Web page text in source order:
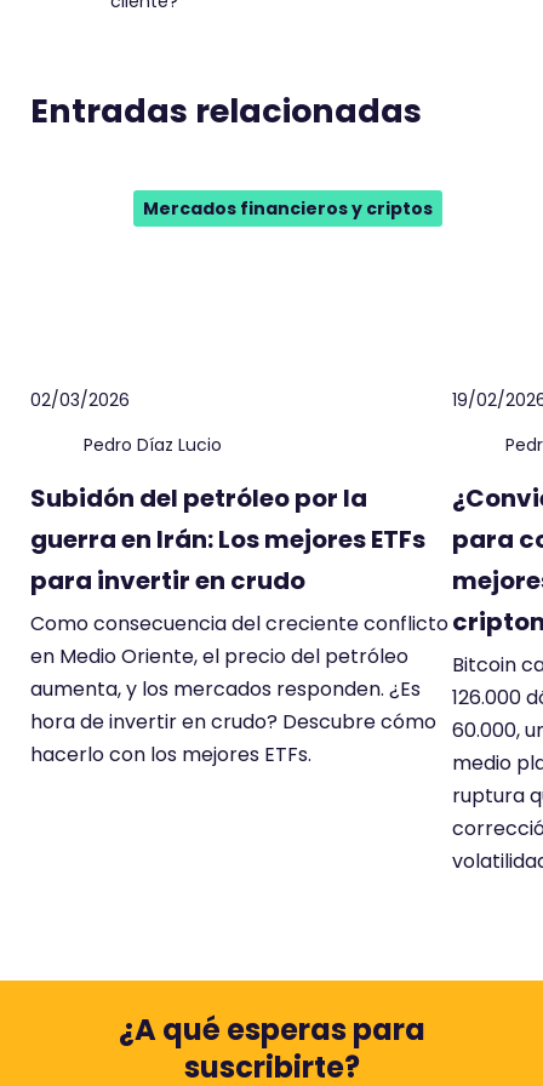
Entradas relacionadas
Mercados financieros y criptos
02/03/2026
Pedro Díaz Lucio
Subidón del petróleo por la
guerra en Irán: Los mejores ETFs
para invertir en crudo
Como consecuencia del creciente conflicto
en Medio Oriente, el precio del petróleo
aumenta, y los mercados responden. ¿Es
hora de invertir en crudo? Descubre cómo
hacerlo con los mejores ETFs.
19/02/
para
Bitcoin
126.000
60.000,
medio
ruptura
¿A qué esperas para
suscribirte?